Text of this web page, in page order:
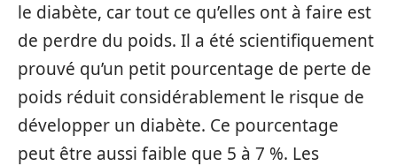
le diabète, car tout ce qu’elles ont à faire est
de perdre du poids. Il a été scientifiquement
prouvé qu’un petit pourcentage de perte de
poids réduit considérablement le risque de
développer un diabète. Ce pourcentage
peut être aussi faible que 5 à 7 %. Les